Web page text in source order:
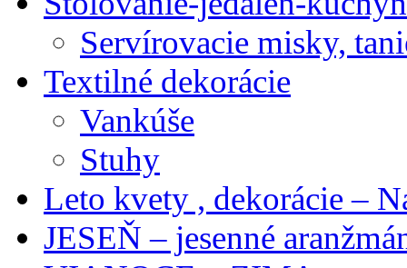
Servírovacie misky,
Textilné dekorácie
Vankúše
Stuhy
Leto kvety , dekorácie –
JESEŇ – jesenné